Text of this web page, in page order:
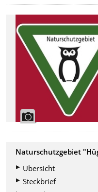
Naturschutzgebiet
Übersicht
Steckbrief